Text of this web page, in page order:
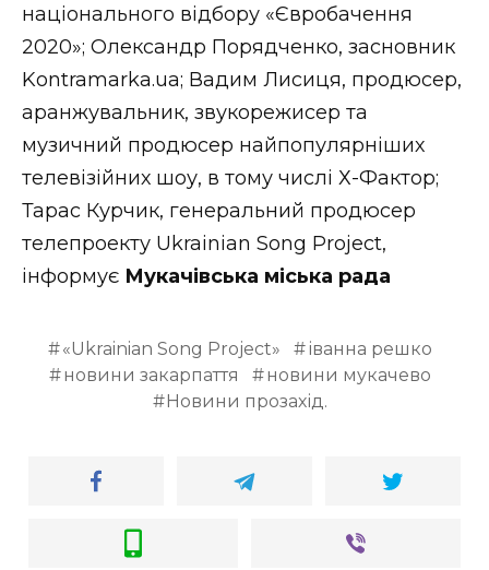
національного відбору «Євробачення
2020»; Олександр Порядченко, засновник
Kontramarka.ua; Вадим Лисиця, продюсер,
аранжувальник, звукорежисер та
музичний продюсер найпопулярніших
телевізійних шоу, в тому числі Х-Фактор;
Тарас Курчик, генеральний продюсер
телепроекту Ukrainian Song Project,
інформує Мукачівська міська рада
«Ukrainian Song Project»
іванна решко
новини закарпаття
новини мукачево
Новини прозахід.